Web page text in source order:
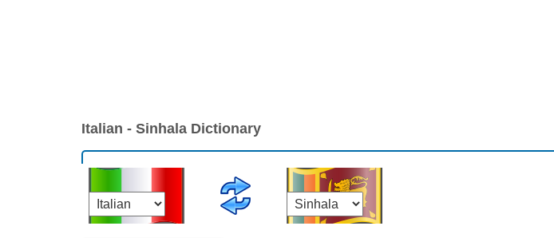
Italian - Sinhala Dictionary